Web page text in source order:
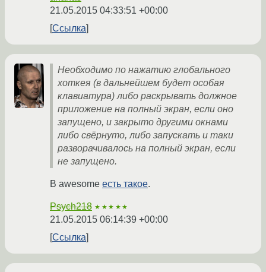
21.05.2015 04:33:51 +00:00
Ссылка
Необходимо по нажатию глобального
хоткея (в дальнейшем будет особая
клавиатура) либо раскрывать должное
приложение на полный экран, если оно
запущено, и закрыто другими окнами
либо свёрнуто, либо запускать и таки
разворачивалось на полный экран, если
не запущено.
В awesome есть такое.
Psych218 ★★★★★
21.05.2015 06:14:39 +00:00
Ссылка